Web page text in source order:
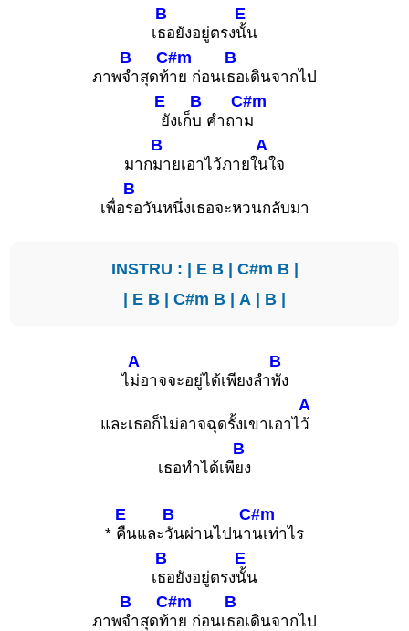
เ
B
ธอยังอยู่ตรง
E
นั้น
ภาพ
B
จำสุดท้
C#m
าย ก่อนเ
B
ธอเดินจากไป
E
ยังเก็
B
บ คำถา
C#m
ม
มาก
B
มายเอาไว้ภายใ
A
นใจ
เพื่อ
B
รอวันหนึ่งเธอจะหวนกลับมา
INSTRU : | E B| C#m B|
| E B | C#m B | A | B |
ไ
A
ม่อาจจะอยู่ได้เพียงลำ
B
พัง
และเธอก็ไม่อาจฉุดรั้งเขาเอาไ
A
ว้
เธอทำได้เพี
B
ยง
*
E
คืนและ
B
วันผ่านไปนา
C#m
นเท่าไร
เ
B
ธอยังอยู่ตรง
E
นั้น
ภาพ
B
จำสุดท้
C#m
าย ก่อนเ
B
ธอเดินจากไป